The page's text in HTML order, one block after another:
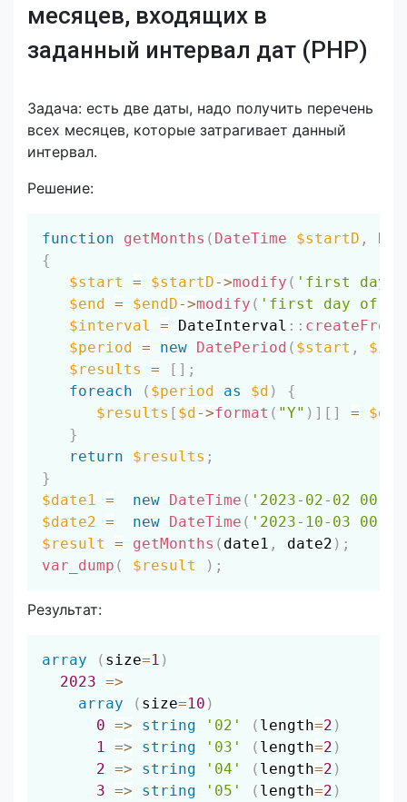
месяцев, входящих в
заданный интервал дат (PHP)
Задача: есть две даты, надо получить перечень
всех месяцев, которые затрагивает данный
интервал.
Решение:
function getMonths ( DateTime $startD ,
{
$start
= $startD->modify ( 'first day
$end = $endD->modify ( 'first day of
$interval
= DateInterval ::
$period = new DatePeriod ( $start ,
$results
= [ ] ;
foreach
( $period as $d )
{
$results [ $d->format ( "Y" ) ] [ ] = $d
}
return
$results ;
}
$date1
= new DateTime ( '2023-02-02
$date2 = new DateTime ( '2023-10-03
$result
= getMonths ( date1 , date2 ) ;
var_dump ( $result ) ;
Скопировать
Результат:
array ( size=1 )
2023 =>
array
( size=10 )
0 => string '02' ( length=2 )
1
=> string '03' ( length=2 )
2 => string '04' ( length=2 )
3 => string '05' ( length=2 )